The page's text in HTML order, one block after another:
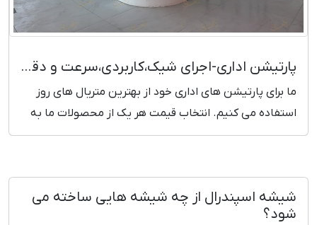
پارتیشن اداری-اجرای شیک،کاربردی،سرعت و دقت بالا، قیمت روز
ما برای پارتیشن های اداری خود از بهترین متریال های روز
استفاده می کنیم. انتخاب قیمت هر یک از محصولات ما به
صورت مهندسی و دقیق بوده و نسبت به کیفیت آن قیمت
رضایت مشتری بایگانی نخواهد شد.
شیشه اسپندرال از چه شیشه هایی ساخته می
شود؟